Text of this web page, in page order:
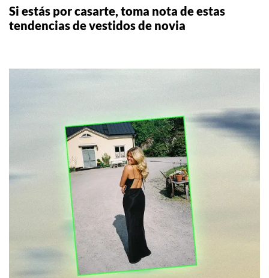
Si estás por casarte, toma nota de estas
tendencias de vestidos de novia